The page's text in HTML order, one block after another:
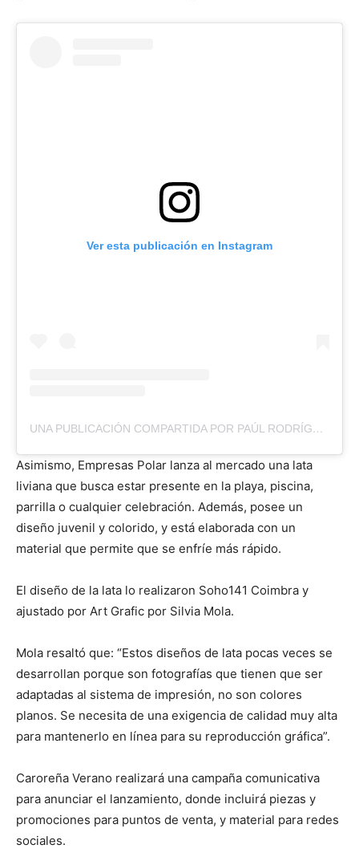
Ver esta publicación en Instagram
UNA PUBLICACIÓN COMPARTIDA POR PAÚL RODRÍGUEZ | RECOMENDACIONES (@EL.QUEDABIEN)
Asimismo, Empresas Polar lanza al mercado una lata
liviana que busca estar presente en la playa, piscina,
parrilla o cualquier celebración. Además, posee un
diseño juvenil y colorido, y está elaborada con un
material que permite que se enfríe más rápido.
El diseño de la lata lo realizaron Soho141 Coimbra y
ajustado por Art Grafic por Silvia Mola.
Mola resaltó que: “Estos diseños de lata pocas veces se
desarrollan porque son fotografías que tienen que ser
adaptadas al sistema de impresión, no son colores
planos. Se necesita de una exigencia de calidad muy alta
para mantenerlo en línea para su reproducción gráfica”.
Caroreña Verano realizará una campaña comunicativa
para anunciar el lanzamiento, donde incluirá piezas y
promociones para puntos de venta, y material para redes
sociales.